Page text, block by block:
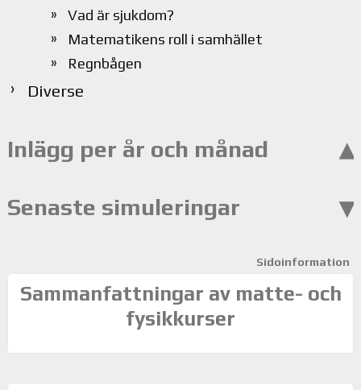
Vad är sjukdom?
Matematikens roll i samhället
Regnbågen
Diverse
Inlägg per år och månad
Senaste simuleringar
Sidoinformation
Sammanfattningar av matte- och
fysikkurser